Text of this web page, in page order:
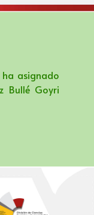
asignado
Bullé Goyri